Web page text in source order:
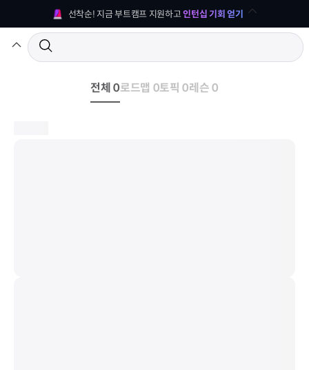
선착순! 지금 부트캠프 지원하고 인턴십 기회 얻기
전체 0로드맵 0토픽 0레슨 0